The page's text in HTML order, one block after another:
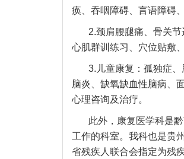
痪、吞咽障碍、言语障碍
2.颈肩腰腿痛、骨关
心肌群训练习、穴位贴敷
3.儿童康复：孤独症
脑炎、缺氧缺血性脑病、
心理咨询及治疗。
此外，康复医学科是
工作的科室。我科也是贵
省残疾人联合会指定为残